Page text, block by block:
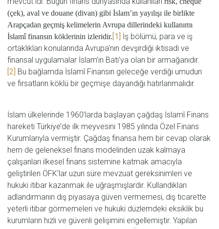
(çek), aval ve douane (divan) gibi İslam’ın yayılışı ile birlikte
Arapçadan geçmiş kelimelerin Avrupa dillerindeki kullanımı
İslamî finansın köklerinin izleridir. [1]
İş bölümü, para ve iş
ortaklıkları konularında Avrupa'nın devşirdiği iktisadi ve
finansal uygulamalar İslam’ın Batı’ya olan bir armağanıdır.
[2] Bu bağlamda İslamî Finansın geleceğe verdiği umudun
ve fırsatların köklü bir geçmişe dayandığı hatırlanmalıdır.
İslam ülkelerinde 1960’larda başlayan çağdaş İslamî Finans
hareketi Türkiye’de ilk meyvesini 1985 yılında Özel Finans
Kurumlarıyla vermiştir. Çağdaş finansa hem bir cevap olarak
hem de geleneksel finans modelinden uzak kalmaya
çalışanları ilkesel finans sistemine katmak amacıyla
geliştirilen ÖFK’lar uzun süre mevzuat gereksinimleri ve
hukuki itibar kazanmak ile uğraşmışlardır. Kullandıkları
adlandırmanın dış piyasaya güven vermemesi, dış ticarette
yeterli itibar görmemeleri ve hukuki düzlemdeki eksiklik bu
kurumların hızlı ve güvenli gelişimini engellemiştir. Yapılan